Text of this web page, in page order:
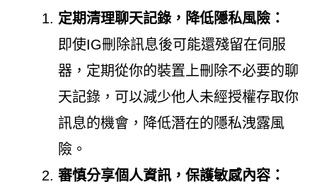
定期清理聊天記錄，降低隱私風險：
即使IG刪除訊息後可能還殘留在伺服
器，定期從你的裝置上刪除不必要的聊
天記錄，可以減少他人未經授權存取你
訊息的機會，降低潛在的隱私洩露風
險。
審慎分享個人資訊，保護敏感內容：